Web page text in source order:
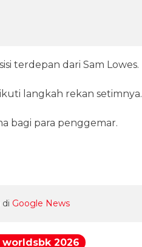
terdepan dari Sam Lowes.
langkah rekan setimnya.
bagi para penggemar.
Google News
worldsbk 2026